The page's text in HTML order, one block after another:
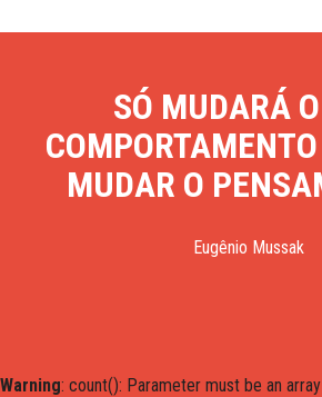
SÓ MUDARÁ
MUDAR O
Eugênio Mussak
Warning: count(): Parameter must be an